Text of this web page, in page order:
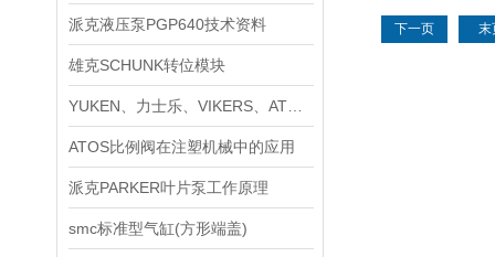
派克液压泵PGP640技术资料
雄克SCHUNK转位模块
ATOS比例阀在注塑机械中的应用
派克PARKER叶片泵工作原理
smc标准型气缸(方形端盖)
下一页 末